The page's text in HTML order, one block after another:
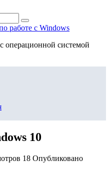
работе с Windows
операционной системой
10
18 Опубликовано